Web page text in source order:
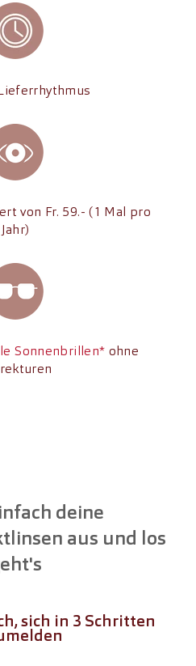
von Fr. 59.- (1 Mal pro
Jahr)
Sonnenbrillen* ohne
deine
aus und los
sich in 3 Schritten